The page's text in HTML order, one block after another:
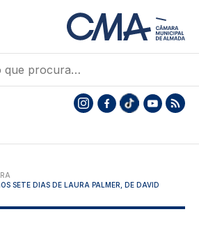
SETE DIAS DE LAURA PALMER, DE DAVID